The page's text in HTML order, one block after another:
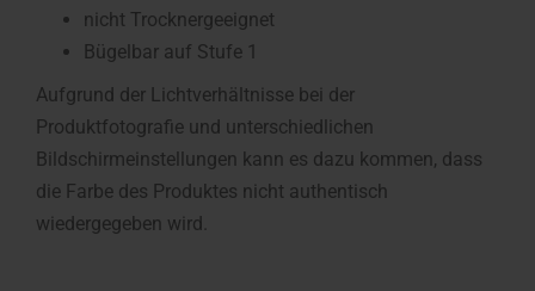
nicht Trocknergeeignet
Bügelbar auf Stufe 1
Aufgrund der Lichtverhältnisse bei der
Produktfotografie und unterschiedlichen
Bildschirmeinstellungen kann es dazu kommen, dass
die Farbe des Produktes nicht authentisch
wiedergegeben wird.